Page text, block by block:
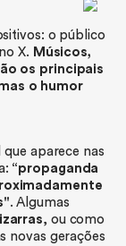
o público
X. Músicos,
os principais
o humor
aparece nas
“propaganda
. Algumas
, ou como
novas gerações